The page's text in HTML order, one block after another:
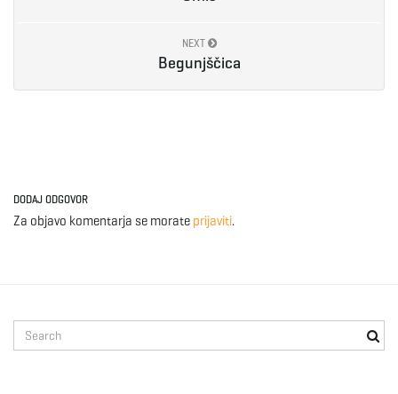
NEXT
Begunjščica
DODAJ ODGOVOR
Za objavo komentarja se morate prijaviti.
e